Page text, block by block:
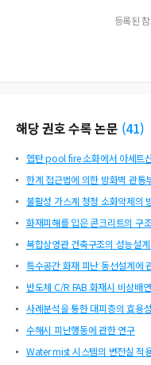
등록된
해당 권호 수록 논문 (41)
헵탄 pool fire 소화에서 아세트
한계 접근법에 의한 방화벽 관통
불활성 가스계 청정 소화약제의
화재피해를 입은 콘크리트의 구
복합상영관 건축구조의 성능설
특수공간 화재 피난 동선설계에
반도체 C/R FAB 화재시 비상배
사례분석을 통한 대피층의 효용
수해시 피난행동에 관한 연구
Water mist 시스템의 변전실 적